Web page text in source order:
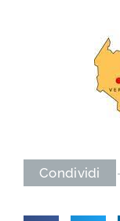
Condividi